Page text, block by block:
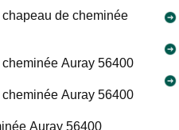
de cheminée
Auray 56400
Auray 56400
Auray 56400